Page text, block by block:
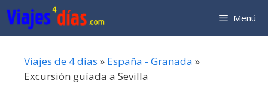
Saltar
al
contenido
Menú
Viajes de 4 días » España - Granada »
Excursión guíada a Sevilla